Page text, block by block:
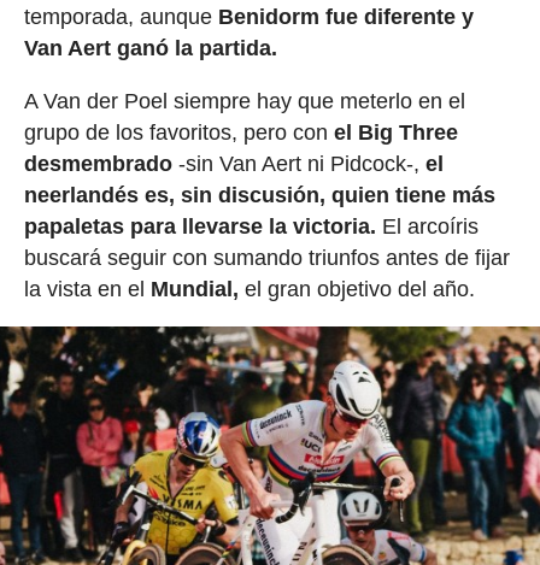
temporada, aunque Benidorm fue diferente y
Van Aert ganó la partida.
A Van der Poel siempre hay que meterlo en el
grupo de los favoritos, pero con el Big Three
desmembrado-sin Van Aert ni Pidcock-, el
neerlandés es, sin discusión, quien tiene más
papaletas para llevarse la victoria. El arcoíris
buscará seguir con sumando triunfos antes de fijar
la vista en el Mundial, el gran objetivo del año.